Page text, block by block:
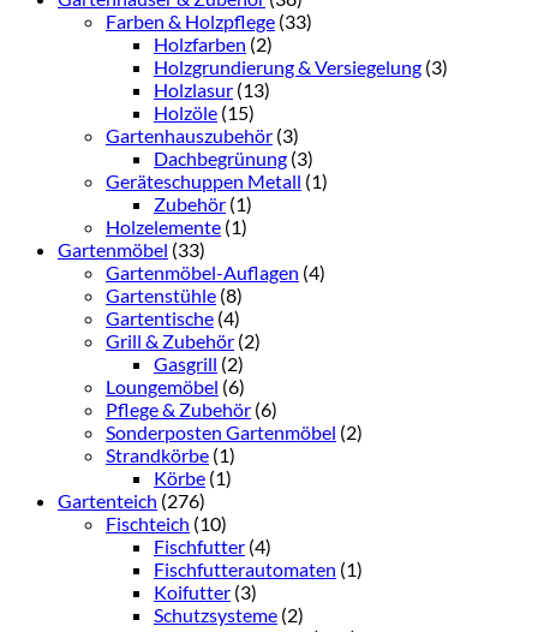
Farben & Holzpflege (33)
Holzfarben (2)
Holzgrundierung & Versiegelung (3)
Holzlasur (13)
Holzöle (15)
Gartenhauszubehör (3)
Dachbegrünung (3)
Geräteschuppen Metall (1)
Zubehör (1)
Holzelemente (1)
Gartenmöbel (33)
Gartenmöbel-Auflagen (4)
Gartenstühle (8)
Gartentische (4)
Grill & Zubehör (2)
Gasgrill (2)
Loungemöbel (6)
Pflege & Zubehör (6)
Sonderposten Gartenmöbel (2)
Strandkörbe (1)
Körbe (1)
Gartenteich (276)
Fischteich (10)
Fischfutter (4)
Fischfutterautomaten (1)
Koifutter (3)
Schutzsysteme (2)